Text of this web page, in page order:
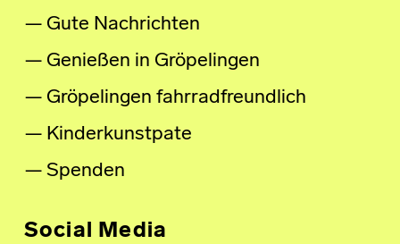
Gute Nachrichten
Genießen in Gröpelingen
Gröpelingen fahrradfreundlich
Kinderkunstpate
Spenden
Social Media